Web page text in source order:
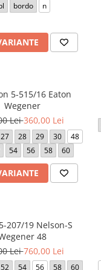
bordo n
5-515/16 Eaton
Wegener
Lei360,00 Lei
27 28 29 30
48
54 56 58 60
207/19 Nelson-S
48
Lei760,00 Lei
52 54 56 58 60